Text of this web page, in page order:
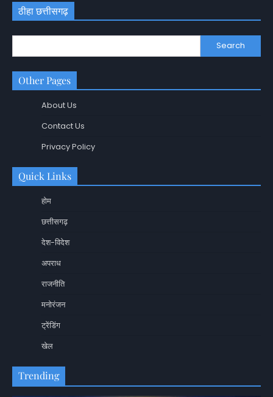
ठीहा छत्तीसगढ़
Search
Other Pages
About Us
Contact Us
Privacy Policy
Quick Links
होम
छत्तीसगढ़
देश-विदेश
अपराध
राजनीति
मनोरंजन
ट्रेंडिंग
खेल
Trending